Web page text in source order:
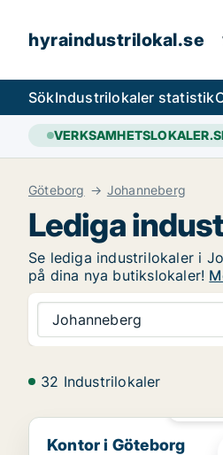
hyraindustrilokal.se
SökIndustrilokaler statistik
Göteborg Johanneberg
Lediga
Se lediga industrilokaler i
på dina nya butikslokaler!
Johanneberg
32 Industrilokaler
Kontor i Göteborg
Kontor i Göteborg